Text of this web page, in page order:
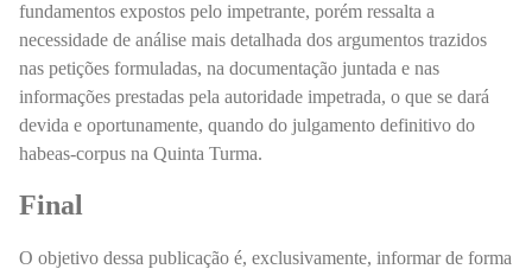
fundamentos expostos pelo impetrante, porém ressalta a
necessidade de análise mais detalhada dos argumentos trazidos
nas petições formuladas, na documentação juntada e nas
informações prestadas pela autoridade impetrada, o que se dará
devida e oportunamente, quando do julgamento definitivo do
habeas-corpus na Quinta Turma.
Final
O objetivo dessa publicação é, exclusivamente, informar de forma